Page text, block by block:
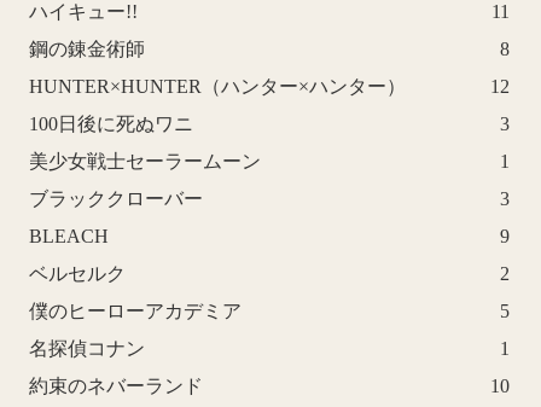
ハイキュー!!
11
鋼の錬金術師
8
HUNTER×HUNTER（ハンター×ハンター）
12
100日後に死ぬワニ
3
美少女戦士セーラームーン
1
ブラッククローバー
3
BLEACH
9
ベルセルク
2
僕のヒーローアカデミア
5
名探偵コナン
1
約束のネバーランド
10